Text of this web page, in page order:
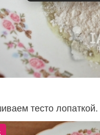
тесто лопаткой.